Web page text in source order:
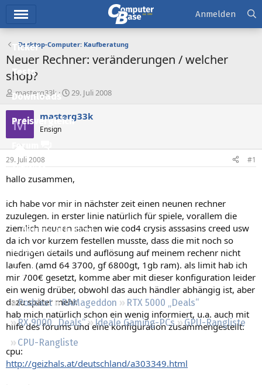
Ticker
Tests
Downloads
Preisvergleich
Forum
Aktuelles
Neue Beiträge
Neueste Aktivitäten
Leserartikel
Regeln
Podcast RAMageddon
RTX 5000 „Deals“
RX 9000 „Deals“
Ideale Gaming-PCs
GPU-Rangliste
CPU-Rangliste
Anmelden
Desktop-Computer: Kaufberatung
Neuer Rechner: veränderungen / welcher
shop?
E
r
s
t
e
r
masterg33k
E
s
t
t
a
m
29. Juli 2008
M masterg33k
Ensign
29. Juli 2008 #1
hallo zusammen,
ich habe vor mir in nächster zeit einen neunen rechner
zuzulegen. in erster linie natürlich für spiele, vorallem die
ziemlich neunen sachen wie cod4 crysis asssasins creed usw
da ich vor kurzem festellen musste, dass die mit noch so
niedrigen details und auflösung auf meinem rechenr nicht
laufen. (amd 64 3700, gf 6800gt, 1gb ram). als limit hab ich
mir 700€ gesetzt, komme aber mit dieser konfiguration leider
ein wenig drüber, obwohl das auch händler abhängig ist, aber
dazu später mehr.
hab mich natürlich schon ein wenig informiert, u.a. auch mit
hilfe des forums und eine konfiguration zusammengestellt:
cpu:
http://geizhals.at/deutschland/a303349.html